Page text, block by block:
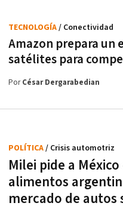
Amazon prepara un
satélites para
TECNOLOGÍA/ Conectividad
PorCésar Dergarabedian
Milei pide a
alimentos
mercado de autos
POLÍTICA/ Crisis automotriz